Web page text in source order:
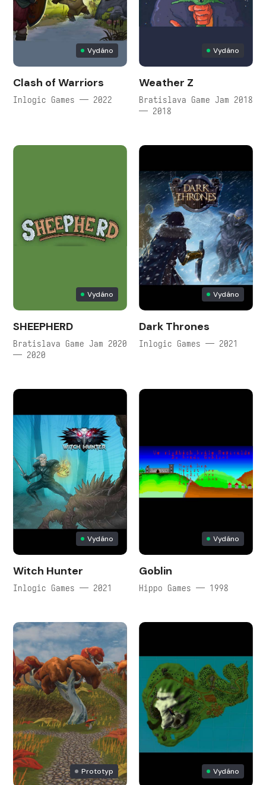
Vydáno
Clash of Warriors
Inlogic Games — 2022
Vydáno
Weather Z
Bratislava Game Jam 2018
— 2018
Vydáno
SHEEPHERD
Bratislava Game Jam 2020
— 2020
Vydáno
Dark Thrones
Inlogic Games — 2021
Vydáno
Witch Hunter
Inlogic Games — 2021
Vydáno
Goblin
Hippo Games — 1998
Prototyp Vydáno